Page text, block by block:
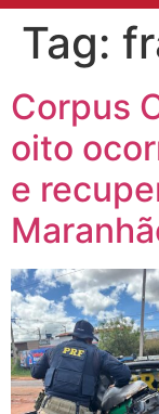
Tag:
Corpus
oito
e